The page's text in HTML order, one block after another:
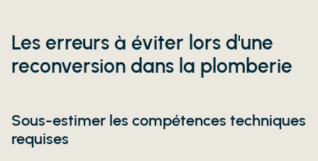
Les erreurs à éviter lors d'une
reconversion dans la plomberie
Sous-estimer les compétences techniques
requises